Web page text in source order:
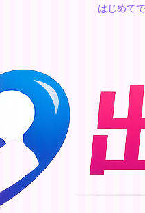
はじめて